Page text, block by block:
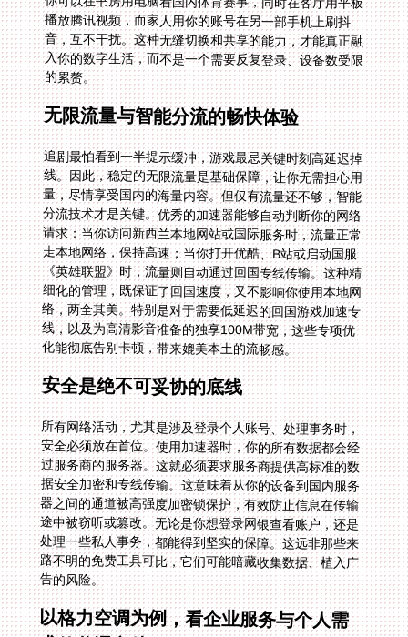
的累赘。
无限流量与智能分流的畅快体验
追剧最怕看到一半提示缓冲，游戏最忌关键时刻高延迟掉
线。因此，稳定的无限流量是基础保障，让你无需担心用
量，尽情享受国内的海量内容。但仅有流量还不够，智能
分流技术才是关键。优秀的加速器能够自动判断你的网络
请求：当你访问新西兰本地网站或国际服务时，流量正常
走本地网络，保持高速；当你打开优酷、B站或启动国服
《英雄联盟》时，流量则自动通过回国专线传输。这种精
细化的管理，既保证了回国速度，又不影响你使用本地网
络，两全其美。特别是对于需要低延迟的回国游戏加速专
线，以及为高清影音准备的独享100M带宽，这些专项优
化能彻底告别卡顿，带来媲美本土的流畅感。
安全是绝不可妥协的底线
所有网络活动，尤其是涉及登录个人账号、处理事务时，
安全必须放在首位。使用加速器时，你的所有数据都会经
过服务商的服务器。这就必须要求服务商提供高标准的数
据安全加密和专线传输。这意味着从你的设备到国内服务
器之间的通道被高强度加密锁保护，有效防止信息在传输
途中被窃听或篡改。无论是你想登录网银查看账户，还是
处理一些私人事务，都能得到坚实的保障。这远非那些来
路不明的免费工具可比，它们可能暗藏收集数据、植入广
告的风险。
以格力空调为例，看企业服务与个人需